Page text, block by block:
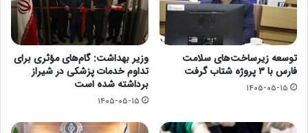
توسعه زیرساخت‌های سلامت
فارس با ۳ پروژه شتاب گرفت
۱۴۰۵-۰۵-۱۵
وزیر بهداشت: گام‌های مؤثری برای
تداوم خدمات پزشکی در شیراز
برداشته شده است
۱۴۰۵-۰۵-۱۵